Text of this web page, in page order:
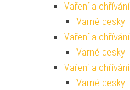
Vaření a ohřívání
Varné desky
Vaření a ohřívání
Varné desky
Vaření a ohřívání
Varné desky